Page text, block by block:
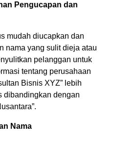
Pengucapan dan
mudah diucapkan dan
nama yang sulit dieja atau
pelanggan untuk
tentang perusahaan
Bisnis XYZ” lebih
dibandingkan dengan
Nama